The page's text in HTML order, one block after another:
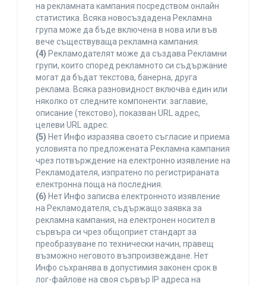
на рекламната кампания посредством онлайн
статистика. Всяка новосъздадена Рекламна
група може да бъде включена в нова или във
вече съществуваща рекламна кампания.
(4) Рекламодателят може да създава Рекламни
групи, които според рекламното си съдържание
могат да бъдат текстова, банерна, друга
реклама. Всяка разновидност включва един или
няколко от следните компоненти: заглавие,
описание (текстово), показван URL адрес,
целеви URL адрес.
(5) Нет Инфо изразява своето съгласие и приема
условията по предложената Рекламна кампания
чрез потвърждение на електронно изявление на
Рекламодателя, изпратено по регистрираната
електронна поща на последния.
(6) Нет Инфо записва електронното изявление
на Рекламодателя, съдържащо заявка за
рекламна кампания, на електронен носител в
сървъра си чрез общоприет стандарт за
преобразуване по технически начин, правещ
възможно неговото възпроизвеждане. Нет
Инфо съхранява в допустимия законен срок в
лог-файлове на своя сървър IP адреса на